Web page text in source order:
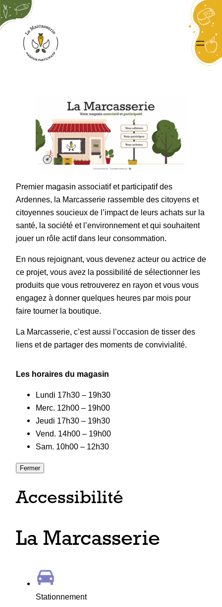
Aller
au
contenu
Premier magasin associatif et participatif des
Ardennes, la Marcasserie rassemble des citoyens et
citoyennes soucieux de l’impact de leurs achats sur la
santé, la société et l’environnement et qui souhaitent
jouer un rôle actif dans leur consommation.
En nous rejoignant, vous devenez acteur ou actrice de
ce projet, vous avez la possibilité de sélectionner les
produits que vous retrouverez en rayon et vous vous
engagez à donner quelques heures par mois pour
faire tourner la boutique.
La Marcasserie, c’est aussi l’occasion de tisser des
liens et de partager des moments de convivialité.
Les horaires du magasin
Lundi 17h30 – 19h30
Merc. 12h00 – 19h00
Jeudi 17h30 – 19h30
Vend. 14h00 – 19h00
Sam. 10h00 – 12h30
Fermer
Accessibilité
La Marcasserie
Stationnement